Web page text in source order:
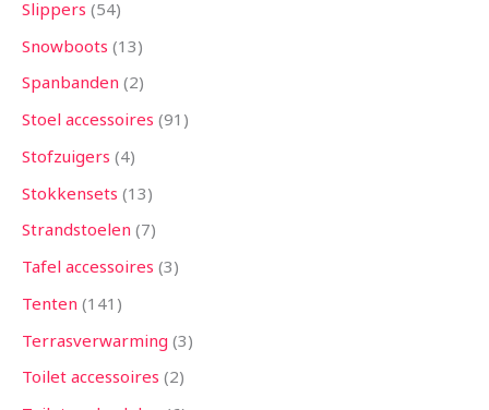
Slippers 54
Snowboots 13
Spanbanden 2
Stoel accessoires 91
Stofzuigers 4
Stokkensets 13
Strandstoelen 7
Tafel accessoires 3
Tenten 141
Terrasverwarming 3
Toilet accessoires 2